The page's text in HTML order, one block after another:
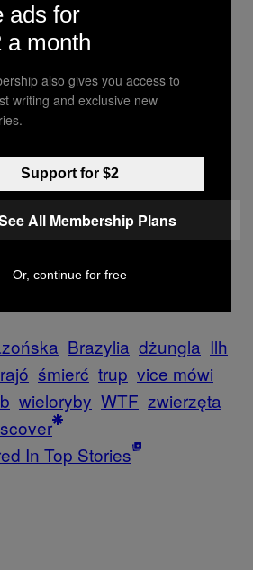
bieżąco:
zaznacz w
najpierw”.
Twitterze
ukazał się na Motherboard
Brazylia dżungla Ilh
śmierć trup vice mówi
wieloryby WTF zwierzęta
In Top Stories
ads for
a month
also gives you access to
writing and exclusive new
Support for $2
All Membership Plans
Or, continue for free